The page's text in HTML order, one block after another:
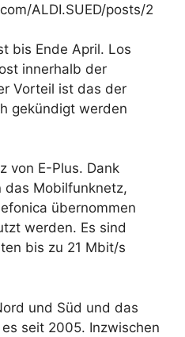
ALDI.SUED/posts/2
bis Ende April. Los
innerhalb der
Vorteil ist das der
gekündigt werden
von E-Plus. Dank
das Mobilfunknetz,
übernommen
werden. Es sind
bis zu 21 Mbit/s
und Süd und das
seit 2005. Inzwischen